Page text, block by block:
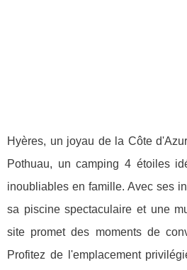
Hyères, un joyau de la Côte
Pothuau, un camping 4 étoiles
inoubliables en famille. Avec ses
sa piscine spectaculaire et une
site promet des moments de
Profitez de l'emplacement